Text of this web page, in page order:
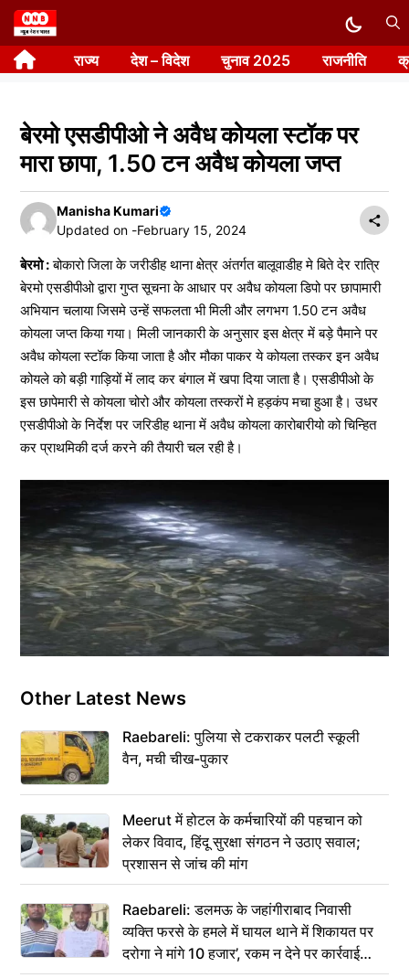
Skip
to
content राज्य देश – विदेश चुनाव 2025 राजनीति
बेरमो एसडीपीओ ने अवैध कोयला स्टॉक पर
मारा छापा, 1.50 टन अवैध कोयला जप्त
Manisha Kumari
Updated on -February 15, 2024
बेरमो :बोकारो जिला के जरीडीह थाना क्षेत्र अंतर्गत बालूवाडीह मे बिते देर रात्रि
बेरमो एसडीपीओ द्वारा गुप्त सूचना के आधार पर अवैध कोयला डिपो पर छापामारी
अभियान चलाया जिसमे उन्हें सफलता भी मिली और लगभग 1.50 टन अवैध
कोयला जप्त किया गया। मिली जानकारी के अनुसार इस क्षेत्र में बड़े पैमाने पर
अवैध कोयला स्टॉक किया जाता है और मौका पाकर ये कोयला तस्कर इन अवैध
कोयले को बड़ी गाड़ियों में लाद कर बंगाल में खपा दिया जाता है। एसडीपीओ के
इस छापेमारी से कोयला चोरो और कोयला तस्करों मे हड़कंप मचा हुआ है। उधर
एसडीपीओ के निर्देश पर जरिडीह थाना में अवैध कोयला कारोबारीयो को चिन्हित
कर प्राथमिकी दर्ज करने की तैयारी चल रही है।
Other Latest News
Raebareli: पुलिया से टकराकर पलटी स्कूली
वैन, मची चीख-पुकार
Meerut में होटल के कर्मचारियों की पहचान को
लेकर विवाद, हिंदू सुरक्षा संगठन ने उठाए सवाल;
प्रशासन से जांच की मांग
Raebareli: डलमऊ के जहांगीराबाद निवासी
व्यक्ति फरसे के हमले में घायल थाने में शिकायत पर
दरोगा ने मांगे 10 हजार’, रकम न देने पर कार्रवाई